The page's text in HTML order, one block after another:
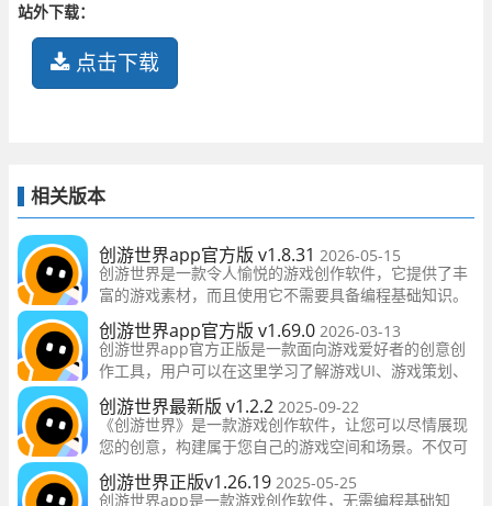
站外下载：
点击下载
相关版本
创游世界app官方版 v1.8.31 2026-05-15
创游世界是一款令人愉悦的游戏创作软件，它提供了丰
富的游戏素材，而且使用它不需要具备编程基础知识。
这个软件中的游戏素材已经预先搭建好框架，你只需要
将所需的物品放在相应的位置即可。
创游世界app官方版 v1.69.0 2026-03-13
创游世界app官方正版是一款面向游戏爱好者的创意创
作工具，用户可以在这里学习了解游戏UI、游戏策划、
游戏制作等各个方面相关知识，也可以自己动手，发挥
想象力，设计人物、背景、物品等内容，还可以参加团
队创作，寻找志同道合的伙伴一起制作游戏
创游世界最新版 v1.2.2 2025-09-22
《创游世界》是一款游戏创作软件，让您可以尽情展现
您的创意，构建属于您自己的游戏空间和场景。不仅可
以使用预先准备好的框架和模板快速制作游戏，还可以
与社区分享您的作品，与伙伴组队创作，充分展现您的
创游世界正版v1.26.19 2025-05-25
创游世界app是一款游戏创作软件，无需编程基础知